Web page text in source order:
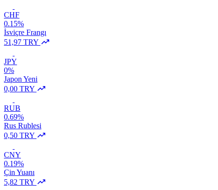
CHF
0.15%
İsviçre Frangı
51,97 TRY
JPY
0%
Japon Yeni
0,00 TRY
RUB
0.69%
Rus Rublesi
0,50 TRY
CNY
0.19%
Çin Yuanı
5,82 TRY